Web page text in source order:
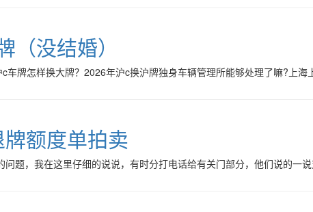
没结婚）
牌怎样换大牌？2026年沪c换沪牌独身车辆管理所能够处理了嘛?上
额度单拍卖
题，我在这里仔细的说说，有时分打电话给有关门部分，他们说的一